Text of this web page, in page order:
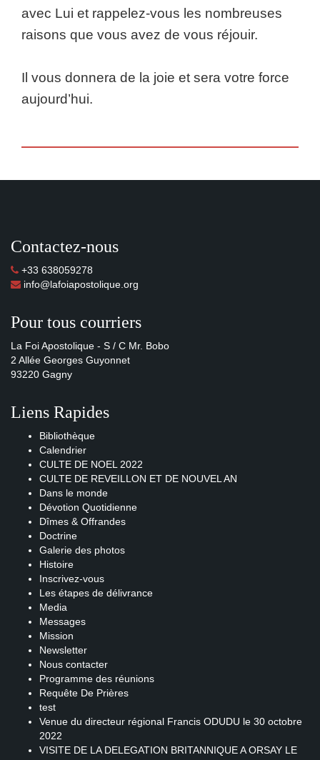
avec Lui et rappelez-vous les nombreuses
raisons que vous avez de vous réjouir.
Il vous donnera de la joie et sera votre force
aujourd’hui.
Contactez-nous
+33 638059278
info@lafoiapostolique.org
Pour tous courriers
La Foi Apostolique - S / C Mr. Bobo
2 Allée Georges Guyonnet
93220 Gagny
Liens Rapides
Bibliothèque
Calendrier
CULTE DE NOEL 2022
CULTE DE REVEILLON ET DE NOUVEL AN
Dans le monde
Dévotion Quotidienne
Dîmes & Offrandes
Doctrine
Galerie des photos
Histoire
Inscrivez-vous
Les étapes de délivrance
Media
Messages
Mission
Newsletter
Nous contacter
Programme des réunions
Requête De Prières
test
Venue du directeur régional Francis ODUDU le 30 octobre
2022
VISITE DE LA DELEGATION BRITANNIQUE A ORSAY LE